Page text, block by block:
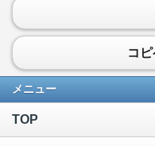
コ
メニュー
TOP